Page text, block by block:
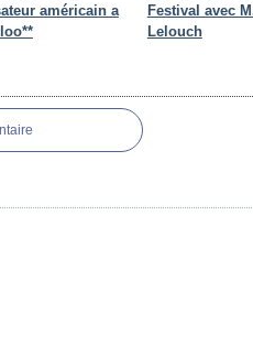
américain a
Festival avec
Lelouch